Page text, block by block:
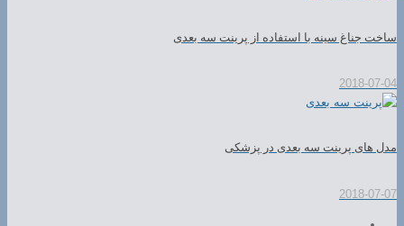
ساخت جناغ سینه با استفاده از پرینت سه بعدی
2018-07-04
مدل های پرینت سه بعدی در پزشکی
2018-07-07